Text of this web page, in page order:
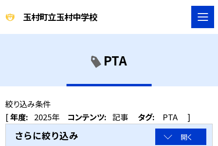
玉村町立玉村中学校
PTA
絞り込み条件
[年度: 2025年 コンテンツ: 記事 タグ: PTA ]
さらに絞り込み 開く